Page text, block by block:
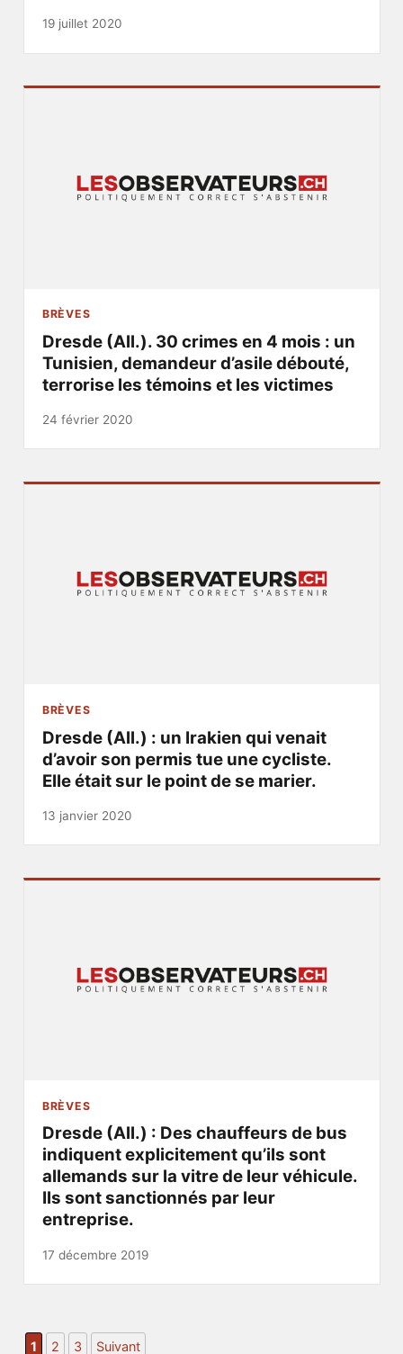
19 juillet 2020
BRÈVES
Dresde (All.). 30 crimes en 4 mois : un
Tunisien, demandeur d’asile débouté,
terrorise les témoins et les victimes
24 février 2020
BRÈVES
Dresde (All.) : un Irakien qui venait
d’avoir son permis tue une cycliste.
Elle était sur le point de se marier.
13 janvier 2020
BRÈVES
Dresde (All.) : Des chauffeurs de bus
indiquent explicitement qu’ils sont
allemands sur la vitre de leur véhicule.
Ils sont sanctionnés par leur
entreprise.
17 décembre 2019
1 2 3 Suivant